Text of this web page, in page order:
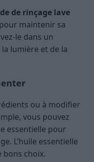
de rinçage lave
maintenir sa
le dans un
lumière et de la
ou à modifier
vous pouvez
essentielle pour
L’huile essentielle
bons choix.